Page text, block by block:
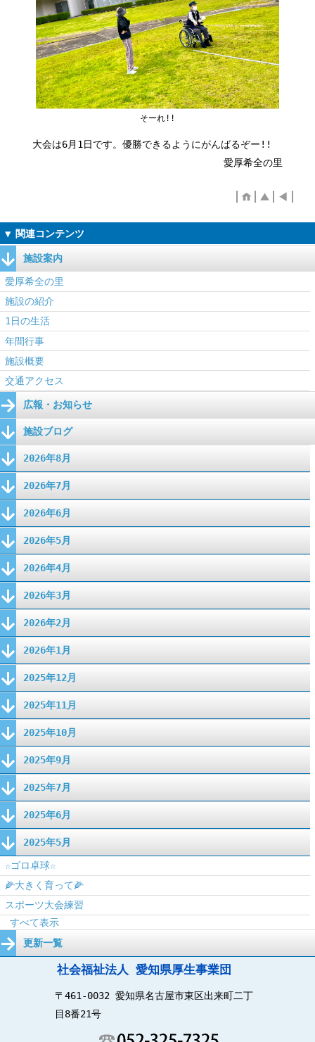
そーれ!!
大会は6月1日です。優勝できるようにがんばるぞー!!
愛厚希全の里
施設案内
愛厚希全の里
施設の紹介
1日の生活
年間行事
施設概要
交通アクセス
広報・お知らせ
施設ブログ
2026年8月
2026年7月
2026年6月
2026年5月
2026年4月
2026年3月
2026年2月
2026年1月
2025年12月
2025年11月
2025年10月
2025年9月
2025年7月
2025年6月
2025年5月
☆ゴロ卓球☆
🌽大きく育って🌽
スポーツ大会練習
すべて表示
更新一覧
社会福祉法人 愛知県厚生事業団
〒461-0032 愛知県名古屋市東区出来町二丁
目8番21号